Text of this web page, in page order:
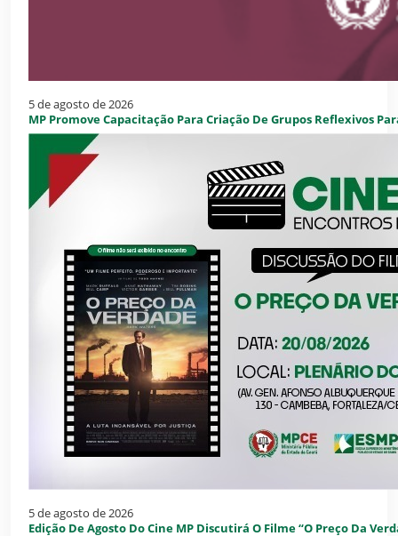
5 de agosto de 2026
MP Promove Capacitação Para Criação De Grupos Reflexivos
5 de agosto de 2026
Edição De Agosto Do Cine MP Discutirá O Filme “O Preço Da